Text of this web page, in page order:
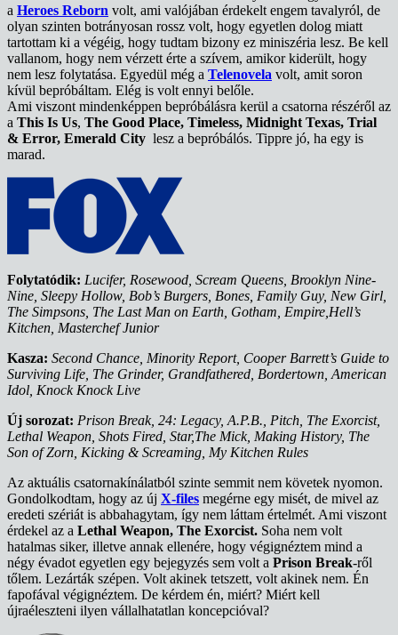
a Heroes Reborn volt, ami valójában érdekelt engem tavalyról, de
olyan szinten botrányosan rossz volt, hogy egyetlen dolog miatt
tartottam ki a végéig, hogy tudtam bizony ez miniszéria lesz. Be kell
vallanom, hogy nem vérzett érte a szívem, amikor kiderült, hogy
nem lesz folytatása. Egyedül még a Telenovela volt, amit soron
kívül bepróbáltam. Elég is volt ennyi belőle.
Ami viszont mindenképpen bepróbálásra kerül a csatorna részéről az
a This Is Us, The Good Place, Timeless, Midnight Texas, Trial
& Error, Emerald City lesz a bepróbálós. Tippre jó, ha egy is
marad.
Folytatódik: Lucifer, Rosewood, Scream Queens, Brooklyn Nine-
Nine, Sleepy Hollow, Bob’s Burgers, Bones, Family Guy, New Girl,
The Simpsons, The Last Man on Earth, Gotham, Empire,Hell’s
Kitchen, Masterchef Junior
Kasza: Second Chance, Minority Report, Cooper Barrett’s Guide to
Surviving Life, The Grinder, Grandfathered, Bordertown, American
Idol, Knock Knock Live
Új sorozat: Prison Break, 24: Legacy, A.P.B., Pitch, The Exorcist,
Lethal Weapon, Shots Fired, Star,The Mick, Making History, The
Son of Zorn, Kicking & Screaming, My Kitchen Rules
Az aktuális csatornakínálatból szinte semmit nem követek nyomon.
Gondolkodtam, hogy az új X-files megérne egy misét, de mivel az
eredeti szériát is abbahagytam, így nem láttam értelmét. Ami viszont
érdekel az a Lethal Weapon, The Exorcist. Soha nem volt
hatalmas siker, illetve annak ellenére, hogy végignéztem mind a
négy évadot egyetlen egy bejegyzés sem volt a Prison Break-ről
tőlem. Lezárták szépen. Volt akinek tetszett, volt akinek nem. Én
fapofával végignéztem. De kérdem én, miért? Miért kell
újraéleszteni ilyen vállalhatatlan koncepcióval?